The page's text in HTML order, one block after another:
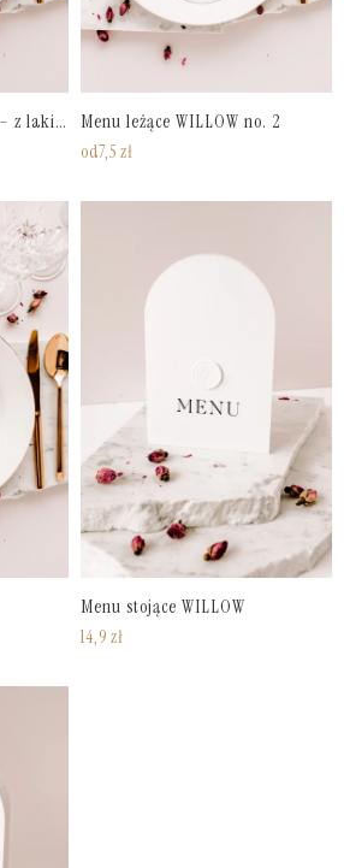
Okrągłe menu WILLOW – z lakiem lub bez Menu leżące WILLOW no. 2
od7,5 zł
Menu stojące WILLOW
14,9 zł